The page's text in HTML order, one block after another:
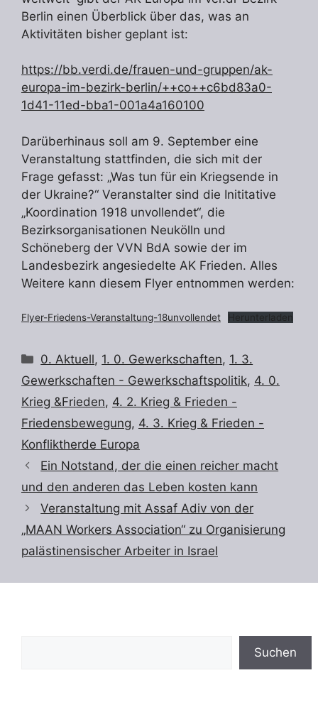
Berlin einen Überblick über das, was an
Aktivitäten bisher geplant ist:
https://bb.verdi.de/frauen-und-gruppen/ak-
europa-im-bezirk-berlin/++co++c6bd83a0-
1d41-11ed-bba1-001a4a160100
Darüberhinaus soll am 9. September eine
Veranstaltung stattfinden, die sich mit der
Frage gefasst: „Was tun für ein Kriegsende in
der Ukraine?“ Veranstalter sind die Inititative
„Koordination 1918 unvollendet“, die
Bezirksorganisationen Neukölln und
Schöneberg der VVN BdA sowie der im
Landesbezirk angesiedelte AK Frieden. Alles
Weitere kann diesem Flyer entnommen werden:
Flyer-Friedens-Veranstaltung-18unvollendet Herunterladen
Kategorien
0. Aktuell, 1. 0. Gewerkschaften, 1. 3.
Gewerkschaften - Gewerkschaftspolitik, 4. 0.
Krieg &Frieden, 4. 2. Krieg & Frieden -
Friedensbewegung, 4. 3. Krieg & Frieden -
Konfliktherde Europa
Ein Notstand, der die einen reicher macht
und den anderen das Leben kosten kann
Veranstaltung mit Assaf Adiv von der
„MAAN Workers Association“ zu Organisierung
palästinensischer Arbeiter in Israel
Suchen